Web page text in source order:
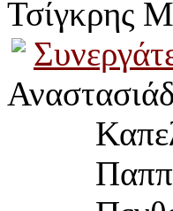
Τσίγκρης